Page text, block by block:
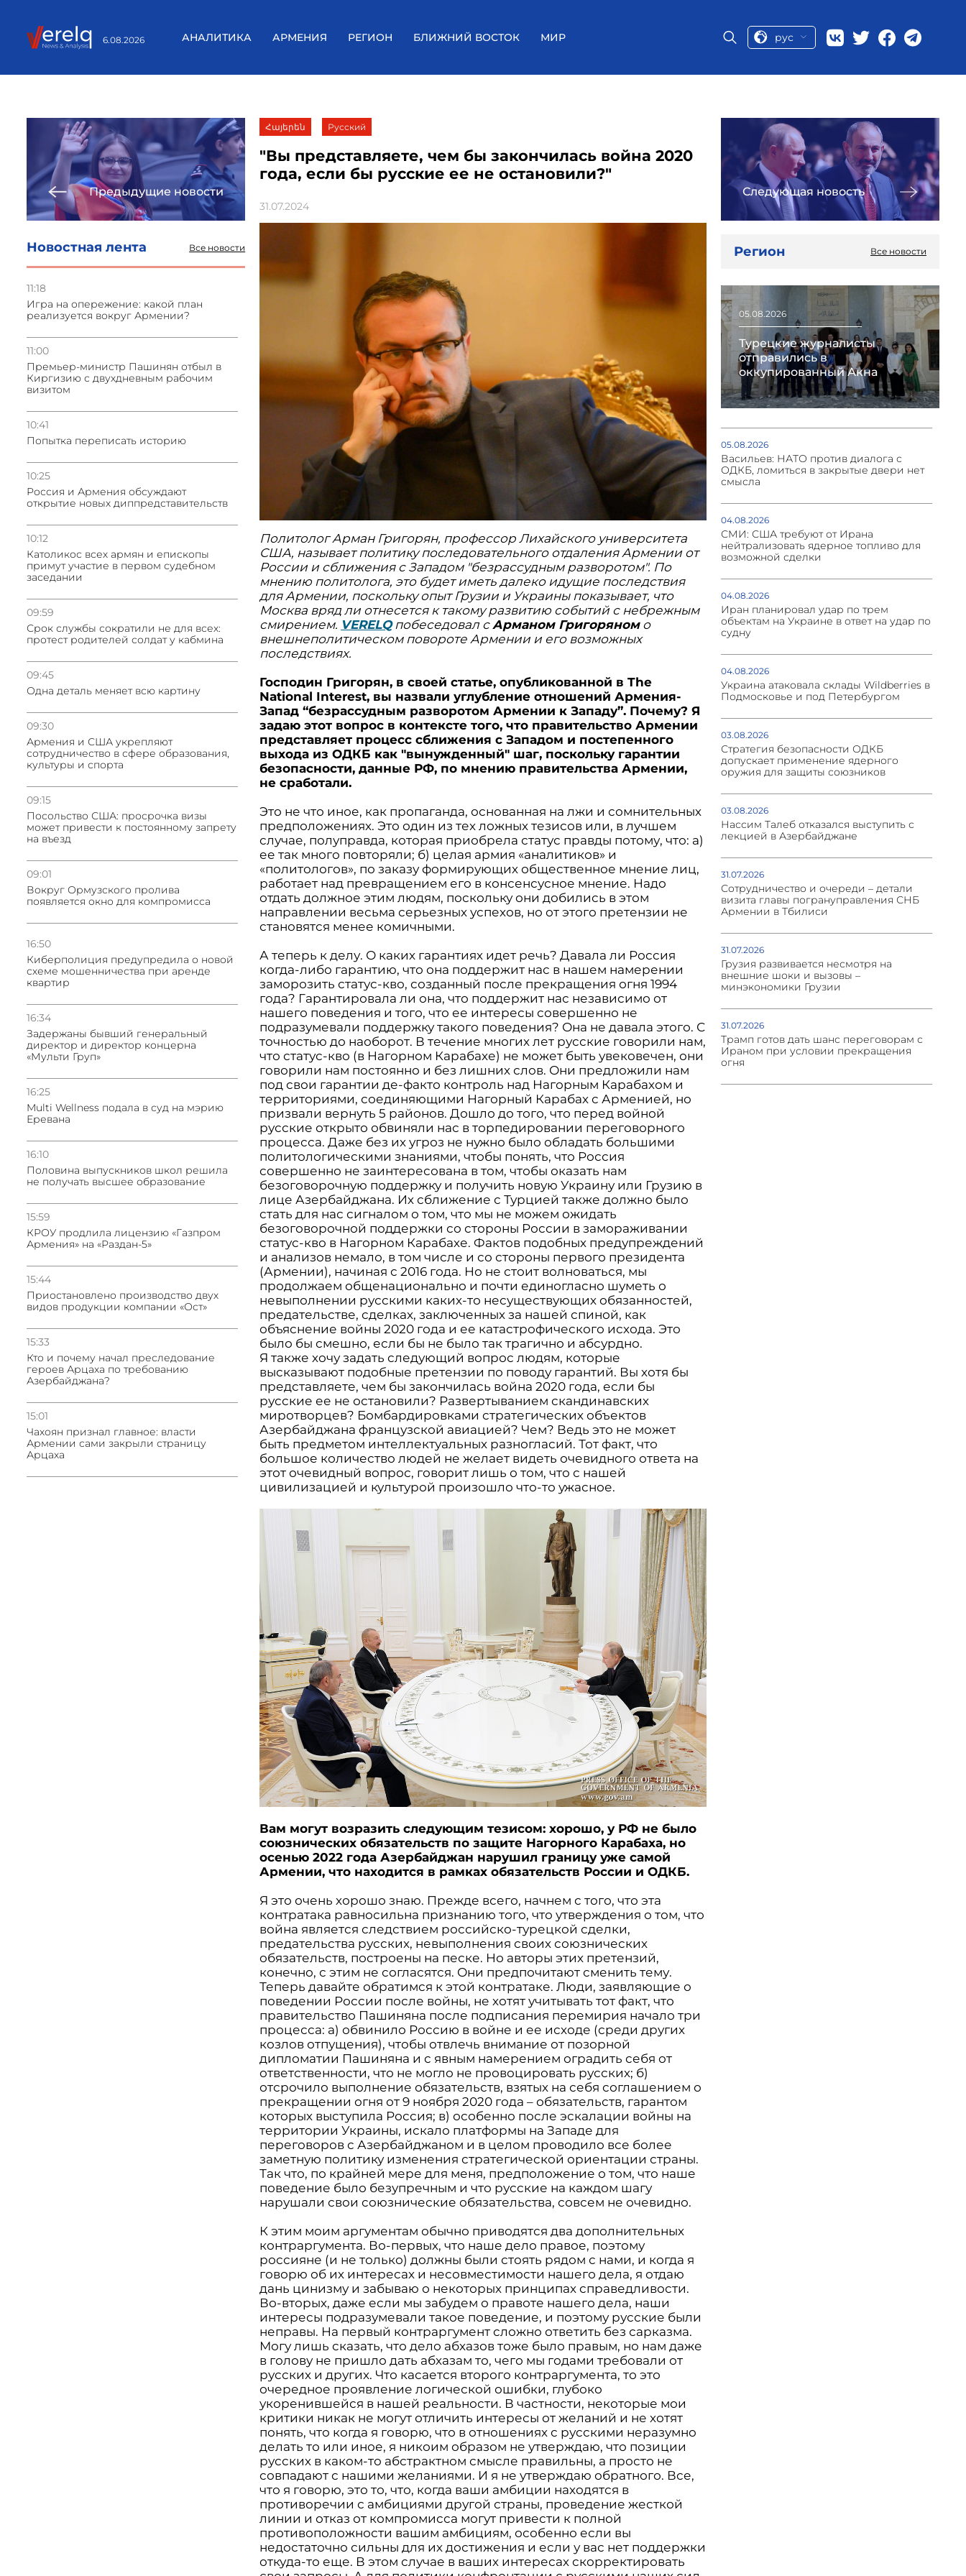
6.08.2026 АНАЛИТИКА АРМЕНИЯ РЕГИОН БЛИЖНИЙ ВОСТОК МИР рус
Предыдущие новости
Новостная лента Все новости
11:18
Игра на опережение: какой план
реализуется вокруг Армении?
11:00
Премьер-министр Пашинян отбыл в
Киргизию с двухдневным рабочим
визитом
10:41
Попытка переписать историю
10:25
Россия и Армения обсуждают
открытие новых диппредставительств
10:12
Католикос всех армян и епископы
примут участие в первом судебном
заседании
09:59
Срок службы сократили не для всех:
протест родителей солдат у кабмина
09:45
Одна деталь меняет всю картину
09:30
Армения и США укрепляют
сотрудничество в сфере образования,
культуры и спорта
09:15
Посольство США: просрочка визы
может привести к постоянному запрету
на въезд
09:01
Вокруг Ормузского пролива
появляется окно для компромисса
16:50
Киберполиция предупредила о новой
схеме мошенничества при аренде
квартир
16:34
Задержаны бывший генеральный
директор и директор концерна
«Мульти Груп»
16:25
Multi Wellness подала в суд на мэрию
Еревана
16:10
Половина выпускников школ решила
не получать высшее образование
15:59
КРОУ продлила лицензию «Газпром
Армения» на «Раздан-5»
15:44
Приостановлено производство двух
видов продукции компании «Ост»
15:33
Кто и почему начал преследование
героев Арцаха по требованию
Азербайджана?
15:01
Чахоян признал главное: власти
Армении сами закрыли страницу
Арцаха
Հայերեն Русский
"Вы представляете, чем бы закончилась война 2020
года, если бы русские ее не остановили?"
31.07.2024
Политолог Арман Григорян, профессор Лихайского университета
США, называет политику последовательного отдаления Армении от
России и сближения с Западом "безрассудным разворотом". По
мнению политолога, это будет иметь далеко идущие последствия
для Армении, поскольку опыт Грузии и Украины показывает, что
Москва вряд ли отнесется к такому развитию событий с небрежным
смирением. VERELQпобеседовал сАрманом Григоряномо
внешнеполитическом повороте Армении и его возможных
последствиях.
Господин Григорян, в своей статье, опубликованной в The
National Interest, вы назвали углубление отношений Армения-
Запад “безрассудным разворотом Армении к Западу”. Почему? Я
задаю этот вопрос в контексте того, что правительство Армении
представляет процесс сближения с Западом и постепенного
выхода из ОДКБ как "вынужденный" шаг, поскольку гарантии
безопасности, данные РФ, по мнению правительства Армении,
не сработали.
Это не что иное, как пропаганда, основанная на лжи и сомнительных
предположениях. Это один из тех ложных тезисов или, в лучшем
случае, полуправда, которая приобрела статус правды потому, что: а)
ее так много повторяли; б) целая армия «аналитиков» и
«политологов», по заказу формирующих общественное мнение лиц,
работает над превращением его в консенсусное мнение. Надо
отдать должное этим людям, поскольку они добились в этом
направлении весьма серьезных успехов, но от этого претензии не
становятся менее комичными.
А теперь к делу. О каких гарантиях идет речь? Давала ли Россия
когда-либо гарантию, что она поддержит нас в нашем намерении
заморозить статус-кво, созданный после прекращения огня 1994
года? Гарантировала ли она, что поддержит нас независимо от
нашего поведения и того, что ее интересы совершенно не
подразумевали поддержку такого поведения? Она не давала этого. С
точностью до наоборот. В течение многих лет русские говорили нам,
что статус-кво (в Нагорном Карабахе) не может быть увековечен, они
говорили нам постоянно и без лишних слов. Они предложили нам
под свои гарантии де-факто контроль над Нагорным Карабахом и
территориями, соединяющими Нагорный Карабах с Арменией, но
призвали вернуть 5 районов. Дошло до того, что перед войной
русские открыто обвиняли нас в торпедировании переговорного
процесса. Даже без их угроз не нужно было обладать большими
политологическими знаниями, чтобы понять, что Россия
совершенно не заинтересована в том, чтобы оказать нам
безоговорочную поддержку и получить новую Украину или Грузию в
лице Азербайджана. Их сближение с Турцией также должно было
стать для нас сигналом о том, что мы не можем ожидать
безоговорочной поддержки со стороны России в замораживании
статус-кво в Нагорном Карабахе. Фактов подобных предупреждений
и анализов немало, в том числе и со стороны первого президента
(Армении), начиная с 2016 года. Но не стоит волноваться, мы
продолжаем общенационально и почти единогласно шуметь о
невыполнении русскими каких-то несуществующих обязанностей,
предательстве, сделках, заключенных за нашей спиной, как
объяснение войны 2020 года и ее катастрофического исхода. Это
было бы смешно, если бы не было так трагично и абсурдно.
Я также хочу задать следующий вопрос людям, которые
высказывают подобные претензии по поводу гарантий. Вы хотя бы
представляете, чем бы закончилась война 2020 года, если бы
русские ее не остановили? Развертыванием скандинавских
миротворцев? Бомбардировками стратегических объектов
Азербайджана французской авиацией? Чем? Ведь это не может
быть предметом интеллектуальных разногласий. Тот факт, что
большое количество людей не желает видеть очевидного ответа на
этот очевидный вопрос, говорит лишь о том, что с нашей
цивилизацией и культурой произошло что-то ужасное.
Вам могут возразить следующим тезисом: хорошо, у РФ не было
союзнических обязательств по защите Нагорного Карабаха, но
осенью 2022 года Азербайджан нарушил границу уже самой
Армении, что находится в рамках обязательств России и ОДКБ.
Я это очень хорошо знаю. Прежде всего, начнем с того, что эта
контратака равносильна признанию того, что утверждения о том, что
война является следствием российско-турецкой сделки,
предательства русских, невыполнения своих союзнических
обязательств, построены на песке. Но авторы этих претензий,
конечно, с этим не согласятся. Они предпочитают сменить тему.
Теперь давайте обратимся к этой контратаке. Люди, заявляющие о
поведении России после войны, не хотят учитывать тот факт, что
правительство Пашиняна после подписания перемирия начало три
процесса: а) обвинило Россию в войне и ее исходе (среди других
козлов отпущения), чтобы отвлечь внимание от позорной
дипломатии Пашиняна и с явным намерением оградить себя от
ответственности, что не могло не провоцировать русских; б)
отсрочило выполнение обязательств, взятых на себя соглашением о
прекращении огня от 9 ноября 2020 года – обязательств, гарантом
которых выступила Россия; в) особенно после эскалации войны на
территории Украины, искало платформы на Западе для
переговоров с Азербайджаном и в целом проводило все более
заметную политику изменения стратегической ориентации страны.
Так что, по крайней мере для меня, предположение о том, что наше
поведение было безупречным и что русские на каждом шагу
нарушали свои союзнические обязательства, совсем не очевидно.
К этим моим аргументам обычно приводятся два дополнительных
контраргумента. Во-первых, что наше дело правое, поэтому
россияне (и не только) должны были стоять рядом с нами, и когда я
говорю об их интересах и несовместимости нашего дела, я отдаю
дань цинизму и забываю о некоторых принципах справедливости.
Во-вторых, даже если мы забудем о правоте нашего дела, наши
интересы подразумевали такое поведение, и поэтому русские были
неправы. На первый контраргумент сложно ответить без сарказма.
Могу лишь сказать, что дело абхазов тоже было правым, но нам даже
в голову не пришло дать абхазам то, чего мы годами требовали от
русских и других. Что касается второго контраргумента, то это
очередное проявление логической ошибки, глубоко
укоренившейся в нашей реальности. В частности, некоторые мои
критики никак не могут отличить интересы от желаний и не хотят
понять, что когда я говорю, что в отношениях с русскими неразумно
делать то или иное, я никоим образом не утверждаю, что позиции
русских в каком-то абстрактном смысле правильны, а просто не
совпадают с нашими желаниями. И я не утверждаю обратного. Все,
что я говорю, это то, что, когда ваши амбиции находятся в
противоречии с амбициями другой страны, проведение жесткой
линии и отказ от компромисса могут привести к полной
противоположности вашим амбициям, особенно если вы
недостаточно сильны для их достижения и если у вас нет поддержки
откуда-то еще. В этом случае в ваших интересах скорректировать
Следующая новость
Регион Все новости
05.08.2026
Турецкие журналисты
отправились в
оккупированный Акна
05.08.2026
Васильев: НАТО против диалога с
ОДКБ, ломиться в закрытые двери нет
смысла
04.08.2026
СМИ: США требуют от Ирана
нейтрализовать ядерное топливо для
возможной сделки
04.08.2026
Иран планировал удар по трем
объектам на Украине в ответ на удар по
судну
04.08.2026
Украина атаковала склады Wildberries в
Подмосковье и под Петербургом
03.08.2026
Стратегия безопасности ОДКБ
допускает применение ядерного
оружия для защиты союзников
03.08.2026
Нассим Талеб отказался выступить с
лекцией в Азербайджане
31.07.2026
Сотрудничество и очереди – детали
визита главы погрануправления СНБ
Армении в Тбилиси
31.07.2026
Грузия развивается несмотря на
внешние шоки и вызовы –
минэкономики Грузии
31.07.2026
Трамп готов дать шанс переговорам с
Ираном при условии прекращения
огня